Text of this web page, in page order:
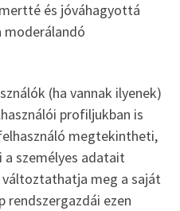
és jóváhagyottá
moderálandó
(ha vannak ilyenek)
profiljukban is
megtekintheti,
személyes adatait
meg a saját
rendszergazdái ezen